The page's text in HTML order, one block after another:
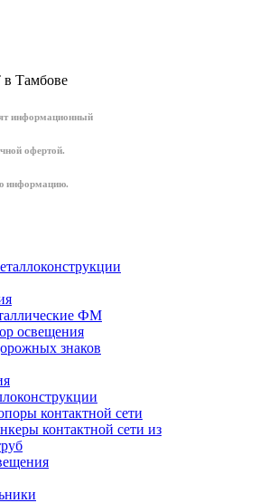
Тамбове
информационный
офертой.
информацию.
ФМ
освещения
знаков
контактной сети
контактной сети из